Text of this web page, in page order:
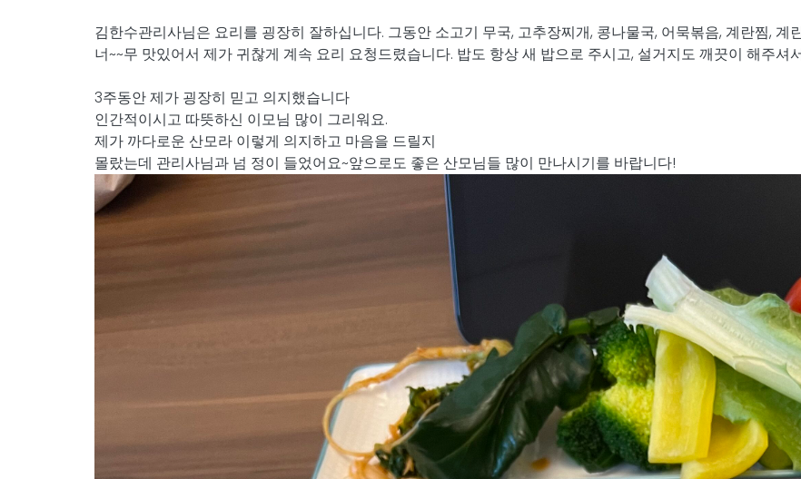
김한수관리사님은 요리를 굉장히 잘하십니다. 그동안 소고기 무국, 고추장찌개, 콩나물국, 어묵볶음, 계란찜, 계
너~~무 맛있어서 제가 귀찮게 계속 요리 요청드렸습니다. 밥도 항상 새 밥으로 주시고, 설거지도 깨끗이 해주셔
3주동안 제가 굉장히 믿고 의지했습니다
인간적이시고 따뜻하신 이모님 많이 그리워요.
제가 까다로운 산모라 이렇게 의지하고 마음을 드릴지
몰랐는데 관리사님과 넘 정이 들었어요~앞으로도 좋은 산모님들 많이 만나시기를 바랍니다!